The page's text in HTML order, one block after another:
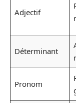
Adjectif
Déterminant
Pronom